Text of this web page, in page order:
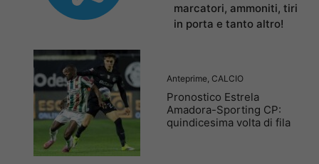
marcatori, ammoniti, tiri
in porta e tanto altro!
Anteprime, CALCIO
Pronostico Estrela
Amadora-Sporting CP:
quindicesima volta di fila